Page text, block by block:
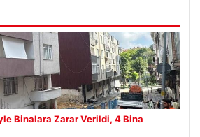
Binalara Zarar Verildi, 4 Bina